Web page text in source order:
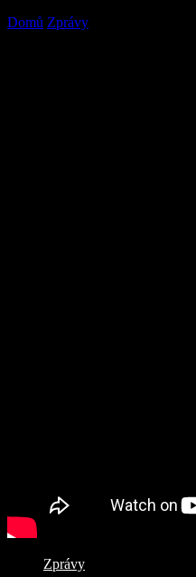
Domů Zprávy
Zprávy